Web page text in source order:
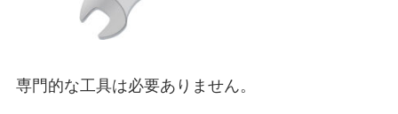
専門的な工具は必要ありません。